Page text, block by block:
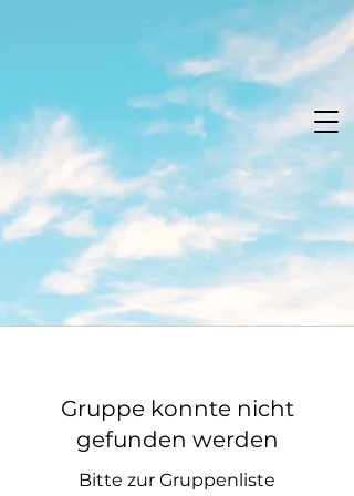
Gruppe konnte nicht
gefunden werden
Bitte zur Gruppenliste